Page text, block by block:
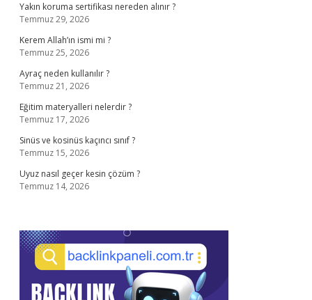
Yakın koruma sertifikası nereden alınır ?
Temmuz 29, 2026
Kerem Allah’ın ismi mi ?
Temmuz 25, 2026
Ayraç neden kullanılır ?
Temmuz 21, 2026
Eğitim materyalleri nelerdir ?
Temmuz 17, 2026
Sinüs ve kosinüs kaçıncı sınıf ?
Temmuz 15, 2026
Uyuz nasıl geçer kesin çözüm ?
Temmuz 14, 2026